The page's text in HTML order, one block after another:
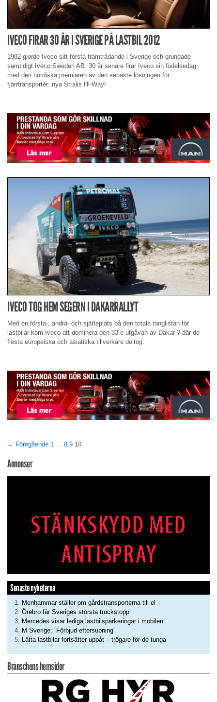
IVECO FIRAR 30 ÅR I SVERIGE PÅ LASTBIL 2012
1982 gjorde Iveco sitt första framträdande i Sverige och grundade
samtidigt Iveco Sweden AB. 30 år senare firar Iveco sin födelsedag
med den nordiska premiären av den senaste lösningen för
fjärrtransporter: nya Stralis Hi-Way!
IVECO TOG HEM SEGERN I DAKARRALLYT
Med en första-, andra- och sjätteplats på den totala ranglistan för
lastbilar kom Iveco att dominera den 33:e utgåvan av Dakar ? där de
flesta europeiska och asiatiska tillverkare deltog.
← Föregående 1 … 8 9 10
Annonser
Senaste nyheterna
Menhammar ställer om gårdstransporterna till el
Örebro får Sveriges största truckstopp
Mercedes visar lediga lastbilsparkeringar i mobilen
M Sverige: ”Förbjud eftersupning”
Lätta lastbilar fortsätter uppåt – trögare för de tunga
Branschens hemsidor